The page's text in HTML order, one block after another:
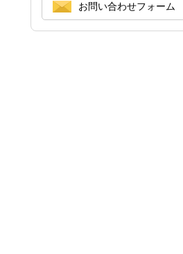
お問い合わせフォーム